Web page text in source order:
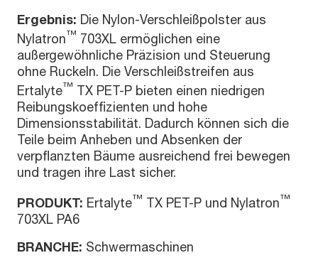
Ergebnis: Die Nylon-Verschleißpolster aus
Nylatron™ 703XL ermöglichen eine
außergewöhnliche Präzision und Steuerung
ohne Ruckeln. Die Verschleißstreifen aus
Ertalyte™ TX PET-P bieten einen niedrigen
Reibungskoeffizienten und hohe
Dimensionsstabilität. Dadurch können sich die
Teile beim Anheben und Absenken der
verpflanzten Bäume ausreichend frei bewegen
und tragen ihre Last sicher.
PRODUKT: Ertalyte™ TX PET-P und Nylatron™
703XL PA6
BRANCHE: Schwermaschinen